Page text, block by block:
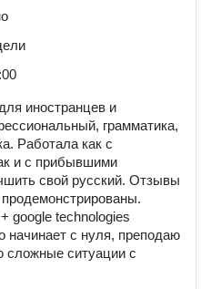
иностранцев и
грамматика,
Работала как с
и с прибывшими
свой русский. Отзывы
google technologies
начинает с нуля, преподаю
сложные ситуации с